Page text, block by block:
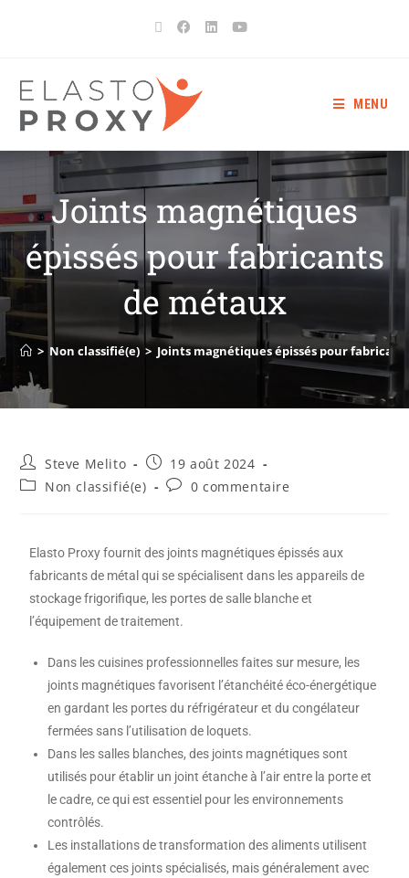
MENU
Joints magnétiques
épissés pour fabricants
de métaux
> Non classifié(e) > Joints magnétiques épissés pour
Steve Melito
19 août 2024
Non classifié(e)
0 commentaire
Elasto Proxy fournit des joints magnétiques épissés aux
fabricants de métal qui se spécialisent dans les appareils de
stockage frigorifique, les portes de salle blanche et
l’équipement de traitement.
Dans les cuisines professionnelles faites sur mesure, les
joints magnétiques favorisent l’étanchéité éco-énergétique
en gardant les portes du réfrigérateur et du congélateur
fermées sans l’utilisation de loquets.
Dans les salles blanches, des joints magnétiques sont
utilisés pour établir un joint étanche à l’air entre la porte et
le cadre, ce qui est essentiel pour les environnements
contrôlés.
Les installations de transformation des aliments utilisent
également ces joints spécialisés, mais généralement avec